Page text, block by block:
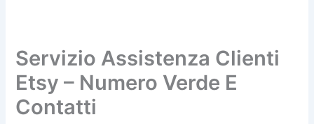
Servizio Assistenza Clienti
Etsy – Numero Verde E
Contatti